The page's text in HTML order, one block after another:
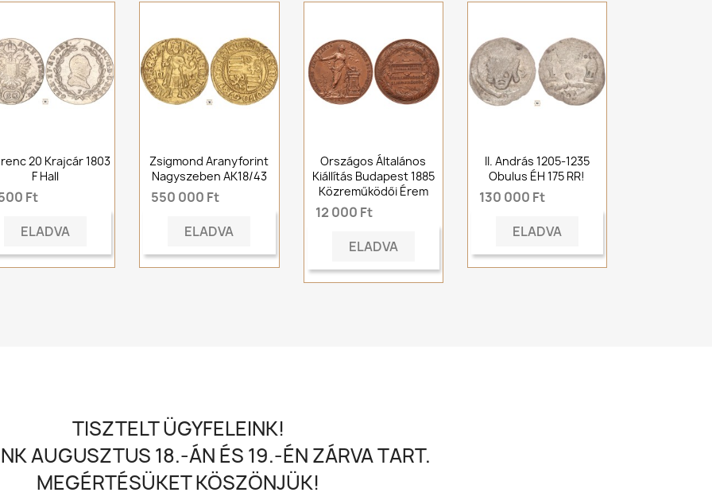
20 Krajcár 1803
F Hall
Ft
ELADVA
Zsigmond Aranyforint
Nagyszeben AK18/43
550 000 Ft
ELADVA
Országos Általános
Kiállítás Budapest 1885
Közreműködői Érem
12 000 Ft
ELADVA
II. András 1205-1235
Obulus ÉH 175 RR!
130 000 Ft
ELADVA
TISZTELT ÜGYFELEINK!
AUGUSZTUS 18.-ÁN ÉS 19.-ÉN ZÁRVA TART.
MEGÉRTÉSÜKET KÖSZÖNJÜK!